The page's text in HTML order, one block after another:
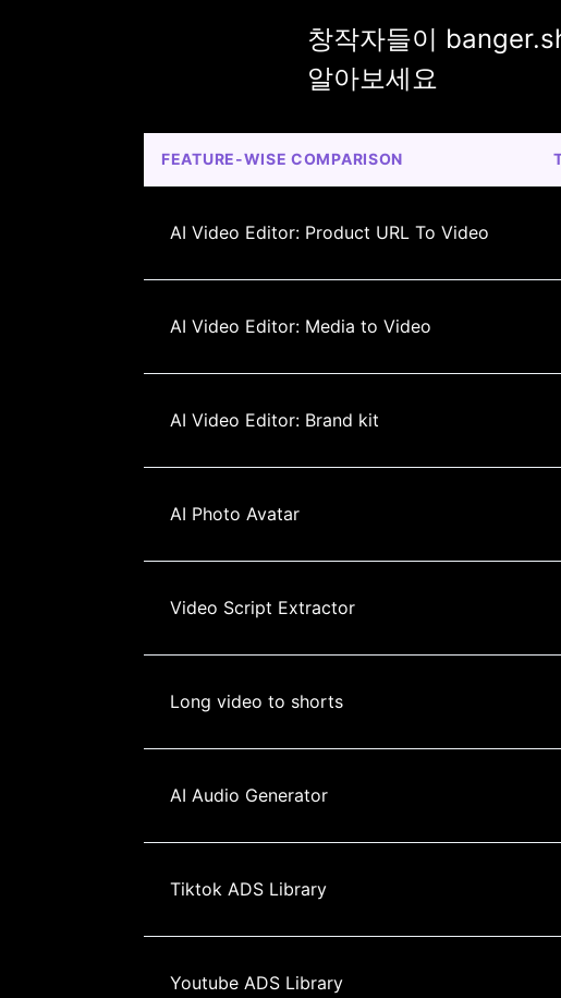
창작자들이
알아보세요
FEATURE-WISE COMPARISON
AI Video Editor: Product URL To Video
AI Video Editor: Media to Video
AI Video Editor: Brand kit
AI Photo Avatar
Video Script Extractor
Long video to shorts
AI Audio Generator
Tiktok ADS Library
Youtube ADS Library